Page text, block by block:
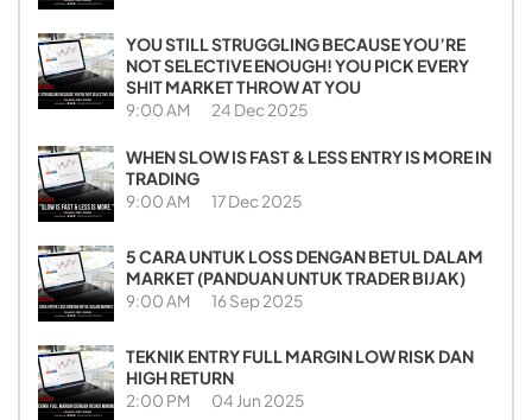
YOU STILL STRUGGLING BECAUSE YOU’RE
NOT SELECTIVE ENOUGH! YOU PICK EVERY
SHIT MARKET THROW AT YOU
9:00 AM 24 Dec 2025
WHEN SLOW IS FAST & LESS ENTRY IS MORE IN
TRADING
9:00 AM 17 Dec 2025
5 CARA UNTUK LOSS DENGAN BETUL DALAM
MARKET (PANDUAN UNTUK TRADER BIJAK)
9:00 AM 16 Sep 2025
TEKNIK ENTRY FULL MARGIN LOW RISK DAN
HIGH RETURN
2:00 PM 04 Jun 2025